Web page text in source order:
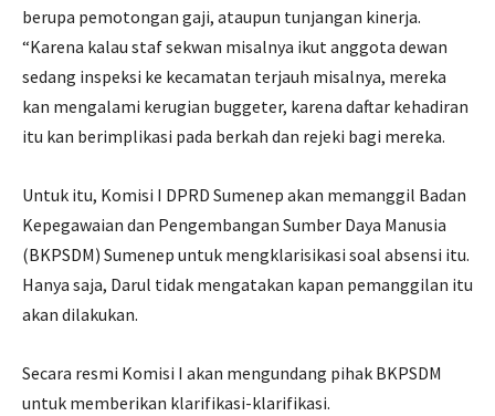
berupa pemotongan gaji, ataupun tunjangan kinerja.
“Karena kalau staf sekwan misalnya ikut anggota dewan
sedang inspeksi ke kecamatan terjauh misalnya, mereka
kan mengalami kerugian buggeter, karena daftar kehadiran
itu kan berimplikasi pada berkah dan rejeki bagi mereka.
Untuk itu, Komisi I DPRD Sumenep akan memanggil Badan
Kepegawaian dan Pengembangan Sumber Daya Manusia
(BKPSDM) Sumenep untuk mengklarisikasi soal absensi itu.
Hanya saja, Darul tidak mengatakan kapan pemanggilan itu
akan dilakukan.
Secara resmi Komisi I akan mengundang pihak BKPSDM
untuk memberikan klarifikasi-klarifikasi.